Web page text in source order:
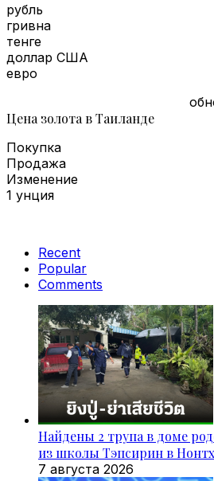
рубль
гривна
тенге
доллар США
евро
Цена золота в Таиланде
Покупка
Продажа
Изменение
1 унция
Recent
Popular
Comments
Найдены 2 трупа в доме
из школы Тэпсирин в
7 августа 2026